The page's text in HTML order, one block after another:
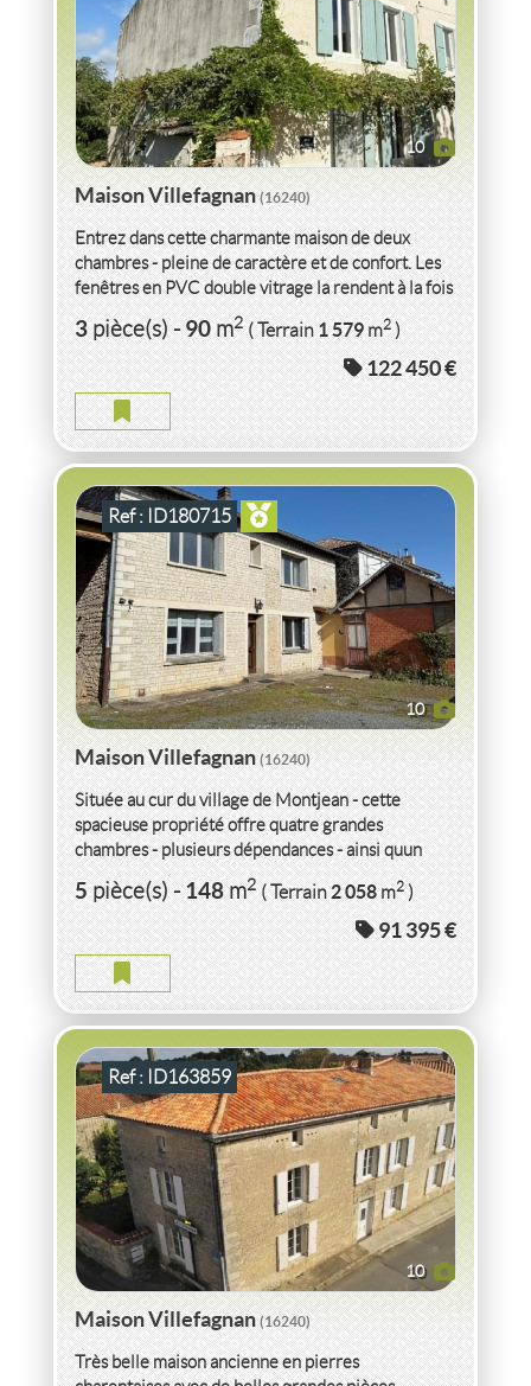
10
Maison Villefagnan(16240)
Entrez dans cette charmante maison de deux
chambres - pleine de caractère et de confort. Les
fenêtres en PVC double vitrage la rendent à la fois
lumineuse et chaleureuse...
3pièce(s)-90m2 ( Terrain1 579m2)
122 450 €
10
Ref : ID180715
VENTEMAISON VILLEFAGNAN(16240)
MAISON VILLEFAGNAN
5pièce(s)-148m2 ( Terrain2 058m2)
Maison Villefagnan(16240)
Située au cur du village de Montjean - cette
spacieuse propriété offre quatre grandes
chambres - plusieurs dépendances - ainsi quun
vaste jardin à...
5pièce(s)-148m2 ( Terrain2 058m2)
91 395 €
10
Ref : ID163859
VENTEMAISON VILLEFAGNAN(16240)
MAISON VILLEFAGNAN
7pièce(s)-214m2 ( Terrain1 312m2)
Maison Villefagnan(16240)
Très belle maison ancienne en pierres